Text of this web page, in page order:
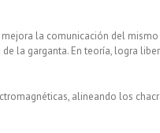
mejora la comunicación del
la garganta. En teoría, logra
alineando los